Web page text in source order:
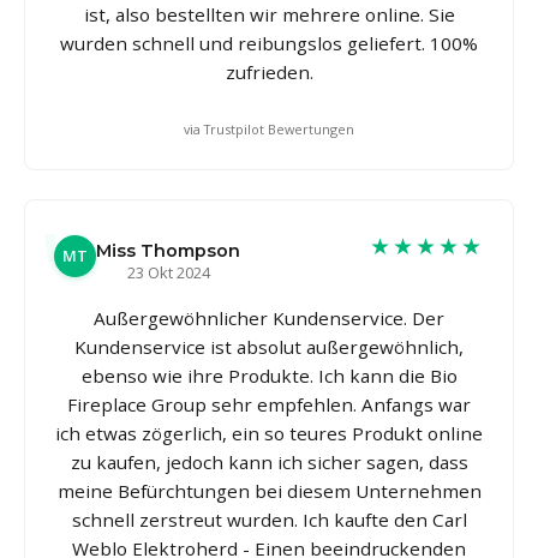
ist, also bestellten wir mehrere online. Sie
wurden schnell und reibungslos geliefert. 100%
zufrieden.
via Trustpilot Bewertungen
MT Miss Thompson
23 Okt 2024
★★★★★
Außergewöhnlicher Kundenservice. Der
Kundenservice ist absolut außergewöhnlich,
ebenso wie ihre Produkte. Ich kann die Bio
Fireplace Group sehr empfehlen. Anfangs war
ich etwas zögerlich, ein so teures Produkt online
zu kaufen, jedoch kann ich sicher sagen, dass
meine Befürchtungen bei diesem Unternehmen
schnell zerstreut wurden. Ich kaufte den Carl
Weblo Elektroherd - Einen beeindruckenden